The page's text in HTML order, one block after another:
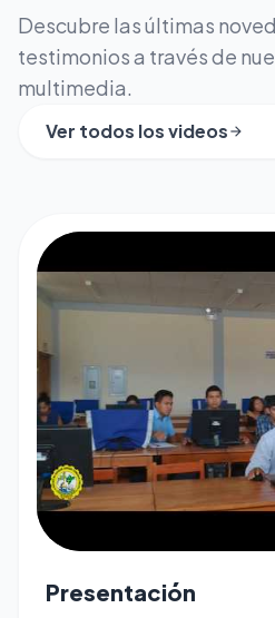
Descubre las últimas
testimonios a través de
multimedia.
Ver todos los videos arrow_forward
play_arrow
Presentación